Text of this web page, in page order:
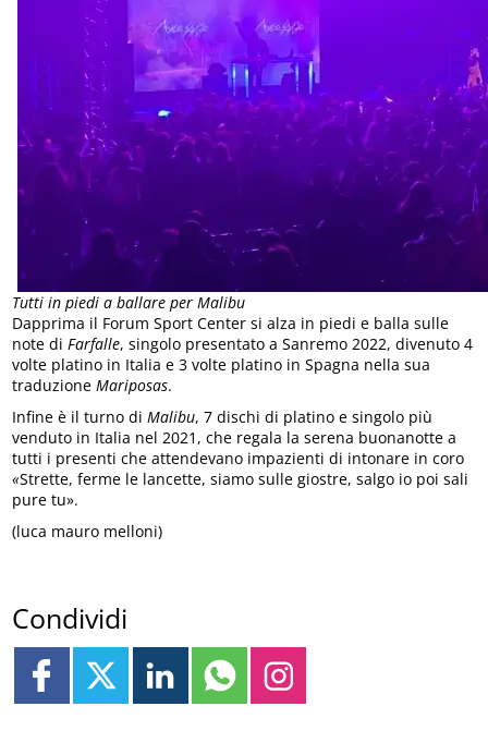
Tutti in piedi a ballare per Malibu
Dapprima il Forum Sport Center si alza in piedi e balla sulle
note diFarfalle, singolo presentato a Sanremo 2022, divenuto 4
volte platino in Italia e 3 volte platino in Spagna nella sua
traduzioneMariposas.
Infine è il turno diMalibu, 7 dischi di platino e singolo più
venduto in Italia nel 2021, che regala la serena buonanotte a
tutti i presenti che attendevano impazienti di intonare in coro
«Strette, ferme le lancette, siamo sulle giostre, salgo io poi sali
pure tu».
(luca mauro melloni)
Condividi